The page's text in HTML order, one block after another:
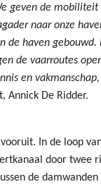
geven de mobiliteit
naar onze
de haven gebouwd.
de vaarroutes
en
Annick De Ridder.
In de loop
door twee
de